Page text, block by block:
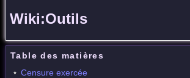
Wiki:Outils
Table des matières
Censure exercée